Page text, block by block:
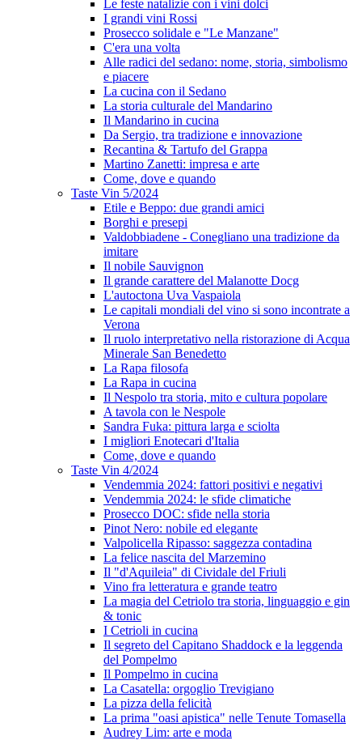
Le feste natalizie con i vini dolci
I grandi vini Rossi
Prosecco solidale e "Le Manzane"
C'era una volta
Alle radici del sedano: nome, storia, simbolismo
e piacere
La cucina con il Sedano
La storia culturale del Mandarino
Il Mandarino in cucina
Da Sergio, tra tradizione e innovazione
Recantina & Tartufo del Grappa
Martino Zanetti: impresa e arte
Come, dove e quando
Taste Vin 5/2024
Etile e Beppo: due grandi amici
Borghi e presepi
Valdobbiadene - Conegliano una tradizione da
imitare
Il nobile Sauvignon
Il grande carattere del Malanotte Docg
L'autoctona Uva Vaspaiola
Le capitali mondiali del vino si sono incontrate a
Verona
Il ruolo interpretativo nella ristorazione di Acqua
Minerale San Benedetto
La Rapa filosofa
La Rapa in cucina
Il Nespolo tra storia, mito e cultura popolare
A tavola con le Nespole
Sandra Fuka: pittura larga e sciolta
I migliori Enotecari d'Italia
Come, dove e quando
Taste Vin 4/2024
Vendemmia 2024: fattori positivi e negativi
Vendemmia 2024: le sfide climatiche
Prosecco DOC: sfide nella storia
Pinot Nero: nobile ed elegante
Valpolicella Ripasso: saggezza contadina
La felice nascita del Marzemino
Il "d'Aquileia" di Cividale del Friuli
Vino fra letteratura e grande teatro
La magia del Cetriolo tra storia, linguaggio e gin
& tonic
I Cetrioli in cucina
Il segreto del Capitano Shaddock e la leggenda
del Pompelmo
Il Pompelmo in cucina
La Casatella: orgoglio Trevigiano
La pizza della felicità
La prima "oasi apistica" nelle Tenute Tomasella
Audrey Lim: arte e moda